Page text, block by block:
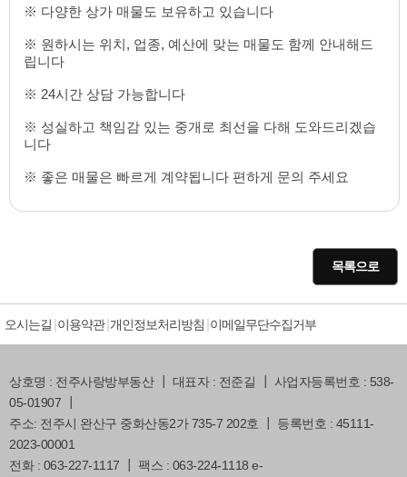
※ 다양한 상가 매물도 보유하고 있습니다
※ 원하시는 위치, 업종, 예산에 맞는 매물도 함께 안내해드
립니다
※ 24시간 상담 가능합니다
※ 성실하고 책임감 있는 중개로 최선을 다해 도와드리겠습
니다
※ 좋은 매물은 빠르게 계약됩니다 편하게 문의 주세요
목록으로
오시는길 이용약관 개인정보처리방침 이메일무단수집거부
상호명 : 전주사랑방부동산 ┃ 대표자 : 전준길 ┃ 사업자등록번호 : 538-
05-01907 ┃
주소: 전주시 완산구 중화산동2가 735-7 202호 ┃ 등록번호 : 45111-
2023-00001
전화 : 063-227-1117 ┃ 팩스 : 063-224-1118 e-